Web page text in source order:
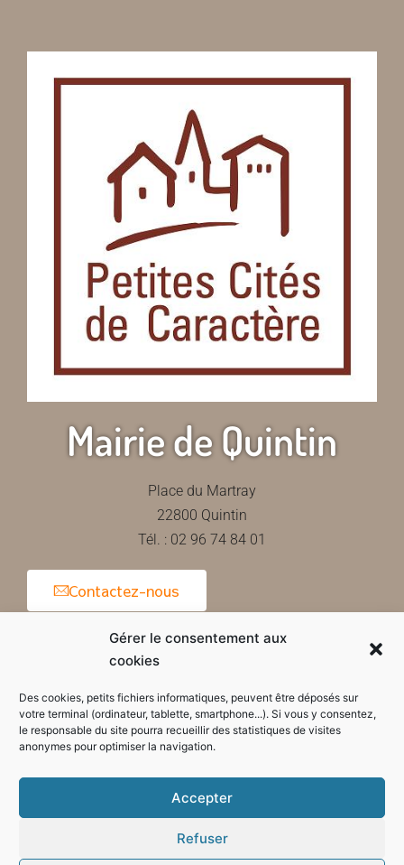
Gérer le consentement aux
cookies
Des cookies, petits fichiers informatiques, peuvent être déposés sur
votre terminal (ordinateur, tablette, smartphone...). Si vous y consentez,
le responsable du site pourra recueillir des statistiques de visites
anonymes pour optimiser la navigation.
Accepter
Refuser
Mairie de Quintin
Place du Martray
22800 Quintin
Tél. : 02 96 74 84 01
Contactez-nous
Horaires d'ouverture de la mairie